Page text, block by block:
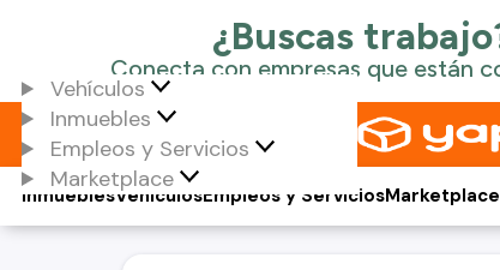
Vehículos
Inmuebles
Empleos y Servicios
Marketplace
Vehículos
Inmuebles Empleos y ServiciosMarketplace